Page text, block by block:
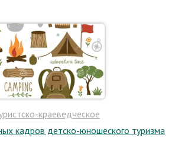
краеведческое
кадров детско-юношеского туризма